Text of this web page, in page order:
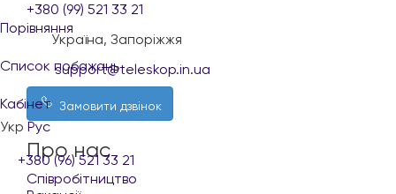
Порівняння
Список побажань
Кабінет
Укр Рус
+380 (96) 521 33 21
+380 (99) 521 33 21
Україна, Запоріжжя
support@teleskop.in.ua
Замовити дзвінок
Про нас
Співробітництво